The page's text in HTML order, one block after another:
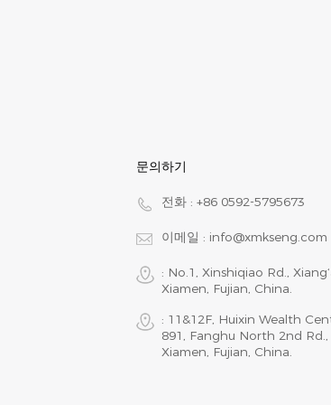
문의하기
전화 : +86 0592-5795673
이메일 : info@xmkseng.com
: No.1, Xinshiqiao Rd.,
Xiamen, Fujian, China.
: 11&12F, Huixin Wealth
891, Fanghu North 2nd Rd.,
Xiamen, Fujian, China.